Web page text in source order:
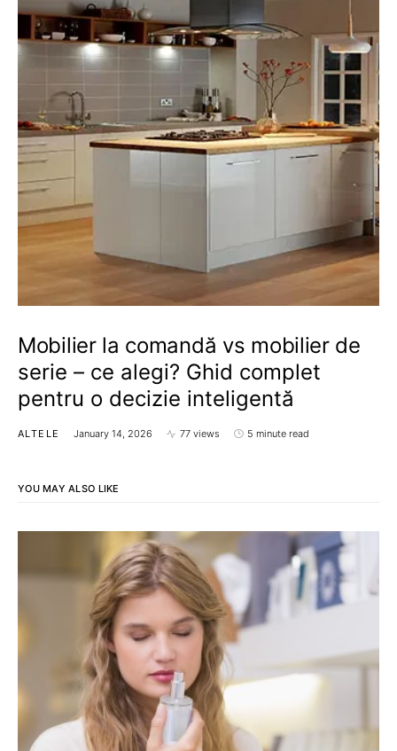
Mobilier la comandă vs mobilier de
serie – ce alegi? Ghid complet
pentru o decizie inteligentă
ALTELE January 14, 2026 77 views 5 minute read
YOU MAY ALSO LIKE